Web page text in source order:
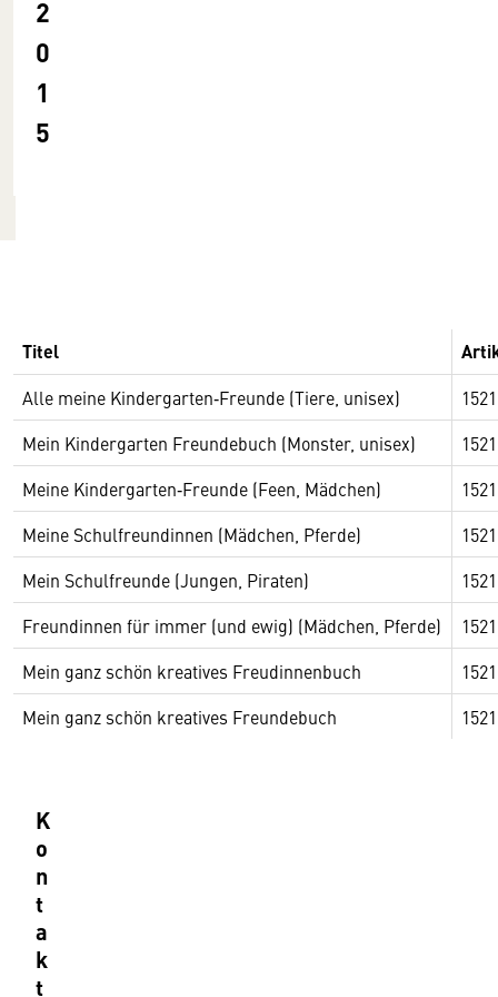
2
0
1
5
Titel
Alle meine Kindergarten‐Freunde (Tiere, unisex)
Mein Kindergarten Freundebuch (Monster, unisex)
Meine Kindergarten‐Freunde (Feen, Mädchen)
Meine Schulfreundinnen (Mädchen, Pferde)
Mein Schulfreunde (Jungen, Piraten)
Freundinnen für immer (und ewig) (Mädchen, Pferde)
Mein ganz schön kreatives Freudinnenbuch
Mein ganz schön kreatives Freundebuch
K
o
n
t
a
k
t